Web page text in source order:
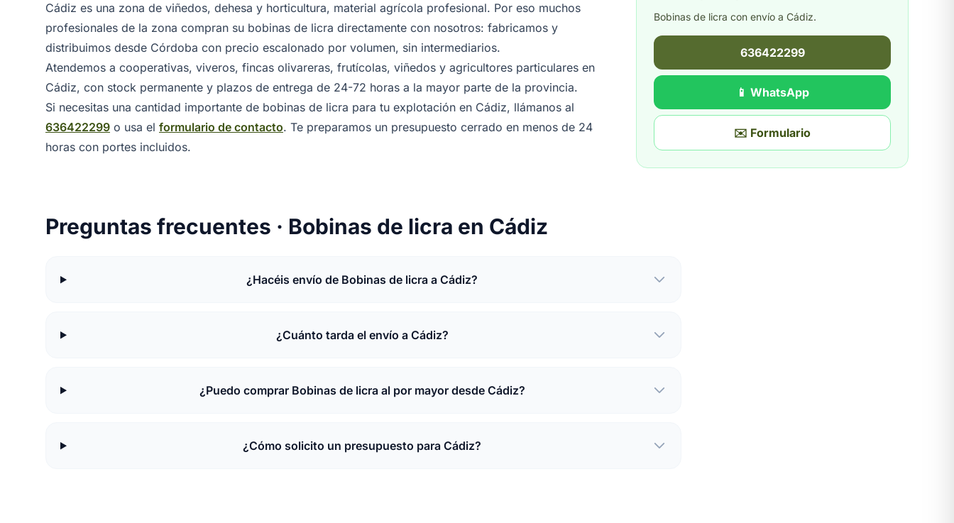
Cádiz es una zona de viñedos, dehesa y horticultura, material agrícola profesional. Por eso muchos
profesionales de la zona compran su bobinas de licra directamente con nosotros: fabricamos y
distribuimos desde Córdoba con precio escalonado por volumen, sin intermediarios.
Atendemos a cooperativas, viveros, fincas olivareras, frutícolas, viñedos y agricultores particulares en
Cádiz, con stock permanente y plazos de entrega de 24-72 horas a la mayor parte de la provincia.
Si necesitas una cantidad importante de bobinas de licra para tu explotación en Cádiz, llámanos al
636422299 o usa el formulario de contacto. Te preparamos un presupuesto cerrado en menos de 24
horas con portes incluidos.
Bobinas de licra con envío a Cádiz.
636422299
📱 WhatsApp
✉️ Formulario
Preguntas frecuentes · Bobinas de licra en Cádiz
¿Hacéis envío de Bobinas de licra a Cádiz?
¿Cuánto tarda el envío a Cádiz?
¿Puedo comprar Bobinas de licra al por mayor desde Cádiz?
¿Cómo solicito un presupuesto para Cádiz?